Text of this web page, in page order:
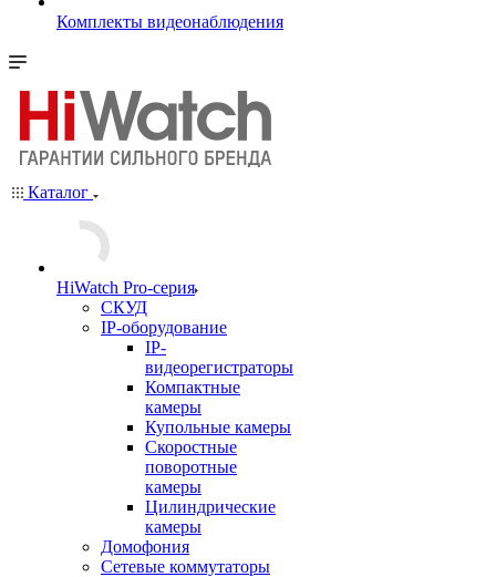
Комплекты видеонаблюдения
Каталог
HiWatch Pro-серия
CКУД
IP-оборудование
IP-
видеорегистраторы
Компактные
камеры
Купольные камеры
Скоростные
поворотные
камеры
Цилиндрические
камеры
Домофония
Сетевые коммутаторы